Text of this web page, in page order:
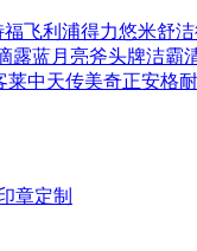
福飞利浦得力悠米舒洁
露蓝月亮斧头牌洁霸
莱中天传美奇正安格
章定制